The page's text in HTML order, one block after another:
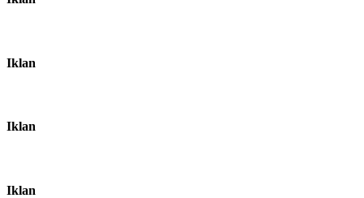
Iklan
Iklan
Iklan